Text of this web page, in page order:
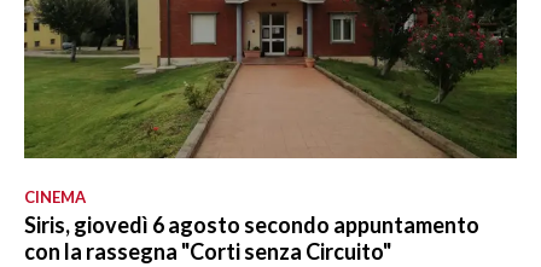
CINEMA
Siris, giovedì 6 agosto secondo appuntamento
con la rassegna "Corti senza Circuito"